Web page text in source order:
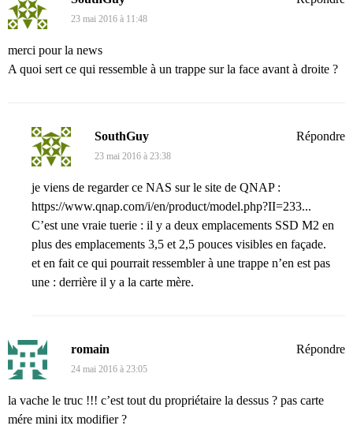
23 mai 2016 à 11:48
merci pour la news
A quoi sert ce qui ressemble à un trappe sur la face avant à droite ?
SouthGuy
23 mai 2016 à 23:38
je viens de regarder ce NAS sur le site de QNAP :
https://www.qnap.com/i/en/product/model.php?II=233...
C’est une vraie tuerie : il y a deux emplacements SSD M2 en
plus des emplacements 3,5 et 2,5 pouces visibles en façade.
et en fait ce qui pourrait ressembler à une trappe n’en est pas
une : derrière il y a la carte mère.
Répondre
romain
24 mai 2016 à 23:05
la vache le truc !!! c’est tout du propriétaire la dessus ? pas carte
mére mini itx modifier ?
Répondre